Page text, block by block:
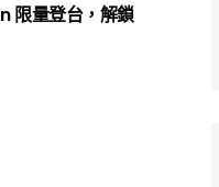
限量登台，解鎖